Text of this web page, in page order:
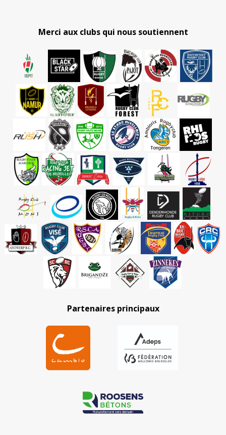
Merci aux clubs qui nous soutiennent
Partenaires principaux